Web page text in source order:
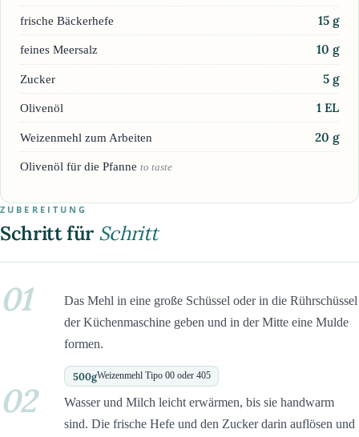
frische Bäckerhefe 15 g
feines Meersalz 10 g
Zucker 5 g
Olivenöl 1 EL
Weizenmehl zum Arbeiten 20 g
Olivenöl für die Pfanne to taste
ZUBEREITUNG
Schritt für Schritt
01
Das Mehl in eine große Schüssel oder in die Rührschüssel
der Küchenmaschine geben und in der Mitte eine Mulde
formen.
500gWeizenmehl Tipo 00 oder 405
02
Wasser und Milch leicht erwärmen, bis sie handwarm
sind. Die frische Hefe und den Zucker darin auflösen und